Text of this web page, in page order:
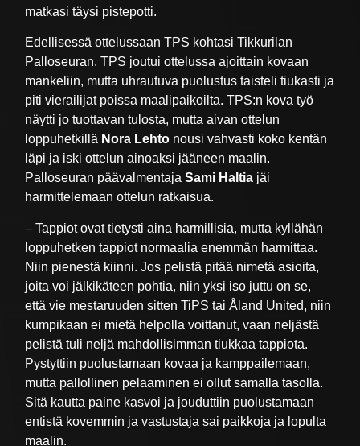
matkasi täysi pistepotti.
Edellisessä ottelussaan TPS kohtasi Tikkurilan
Palloseuran. TPS joutui ottelussa ajoittain kovaan
mankeliin, mutta uhrautuva puolustus taisteli tiukasti ja
piti vierailijat poissa maalipaikoilta. TPS:n kova työ
näytti jo tuottavan tulosta, mutta aivan ottelun
loppuhetkillä Nora Lehto nousi vahvasti koko kentän
läpi ja iski ottelun ainoaksi jääneen maalin.
Palloseuran päävalmentajaSami Haltia jäi
harmittelemaan ottelun ratkaisua.
– Tappiot ovat tietysti aina harmillisia, mutta kyllähän
loppuhetken tappiot normaalia enemmän harmittaa.
Niin pienestä kiinni. Jos pelistä pitää nimetä asioita,
joita voi jälkikäteen pohtia, niin yksi iso juttu on se,
että vie mestaruuden sitten TiPS tai Åland United, niin
kumpikaan ei mietä helpolla voittanut, vaan neljästä
pelistä tuli neljä mahdollisimman tiukkaa tappiota.
Pystyttiin puolustamaan kovaa ja kamppailemaan,
mutta pallollinen pelaaminen ei ollut samalla tasolla.
Sitä kautta paine kasvoi ja jouduttiin puolustamaan
entistä kovemmin ja vastustaja sai paikkoja ja lopulta
maalin.